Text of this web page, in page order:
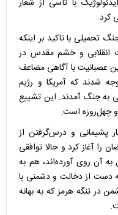
با تأسی از شعار
کرد.
تحمیلی با تاکید بر اینکه
انقلابی و خشم مقدس در
عصبانیت با آگاهی مضاعف
شدند که آمریکا و رژیم
به جنگ آمدند. این تشییع
و چهل‌روزه است.
پشیمانی و درس‌گرفتن از
آغاز کرد و حالا توافقی
آن روی آورده‌اند، هم به
دست از دخالت و دشمنی با
در تنگه هرمز که به بهانه